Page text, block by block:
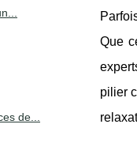
Que
pilier
de...